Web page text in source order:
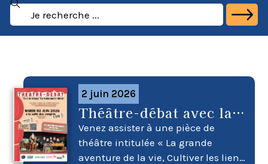
2 juin 2026
Théâtre-débat avec la
troupe « La Salamandre
bleue »
Venez assister à une pièce de
théâtre intitulée « La grande
aventure de la vie, Cultiver les liens